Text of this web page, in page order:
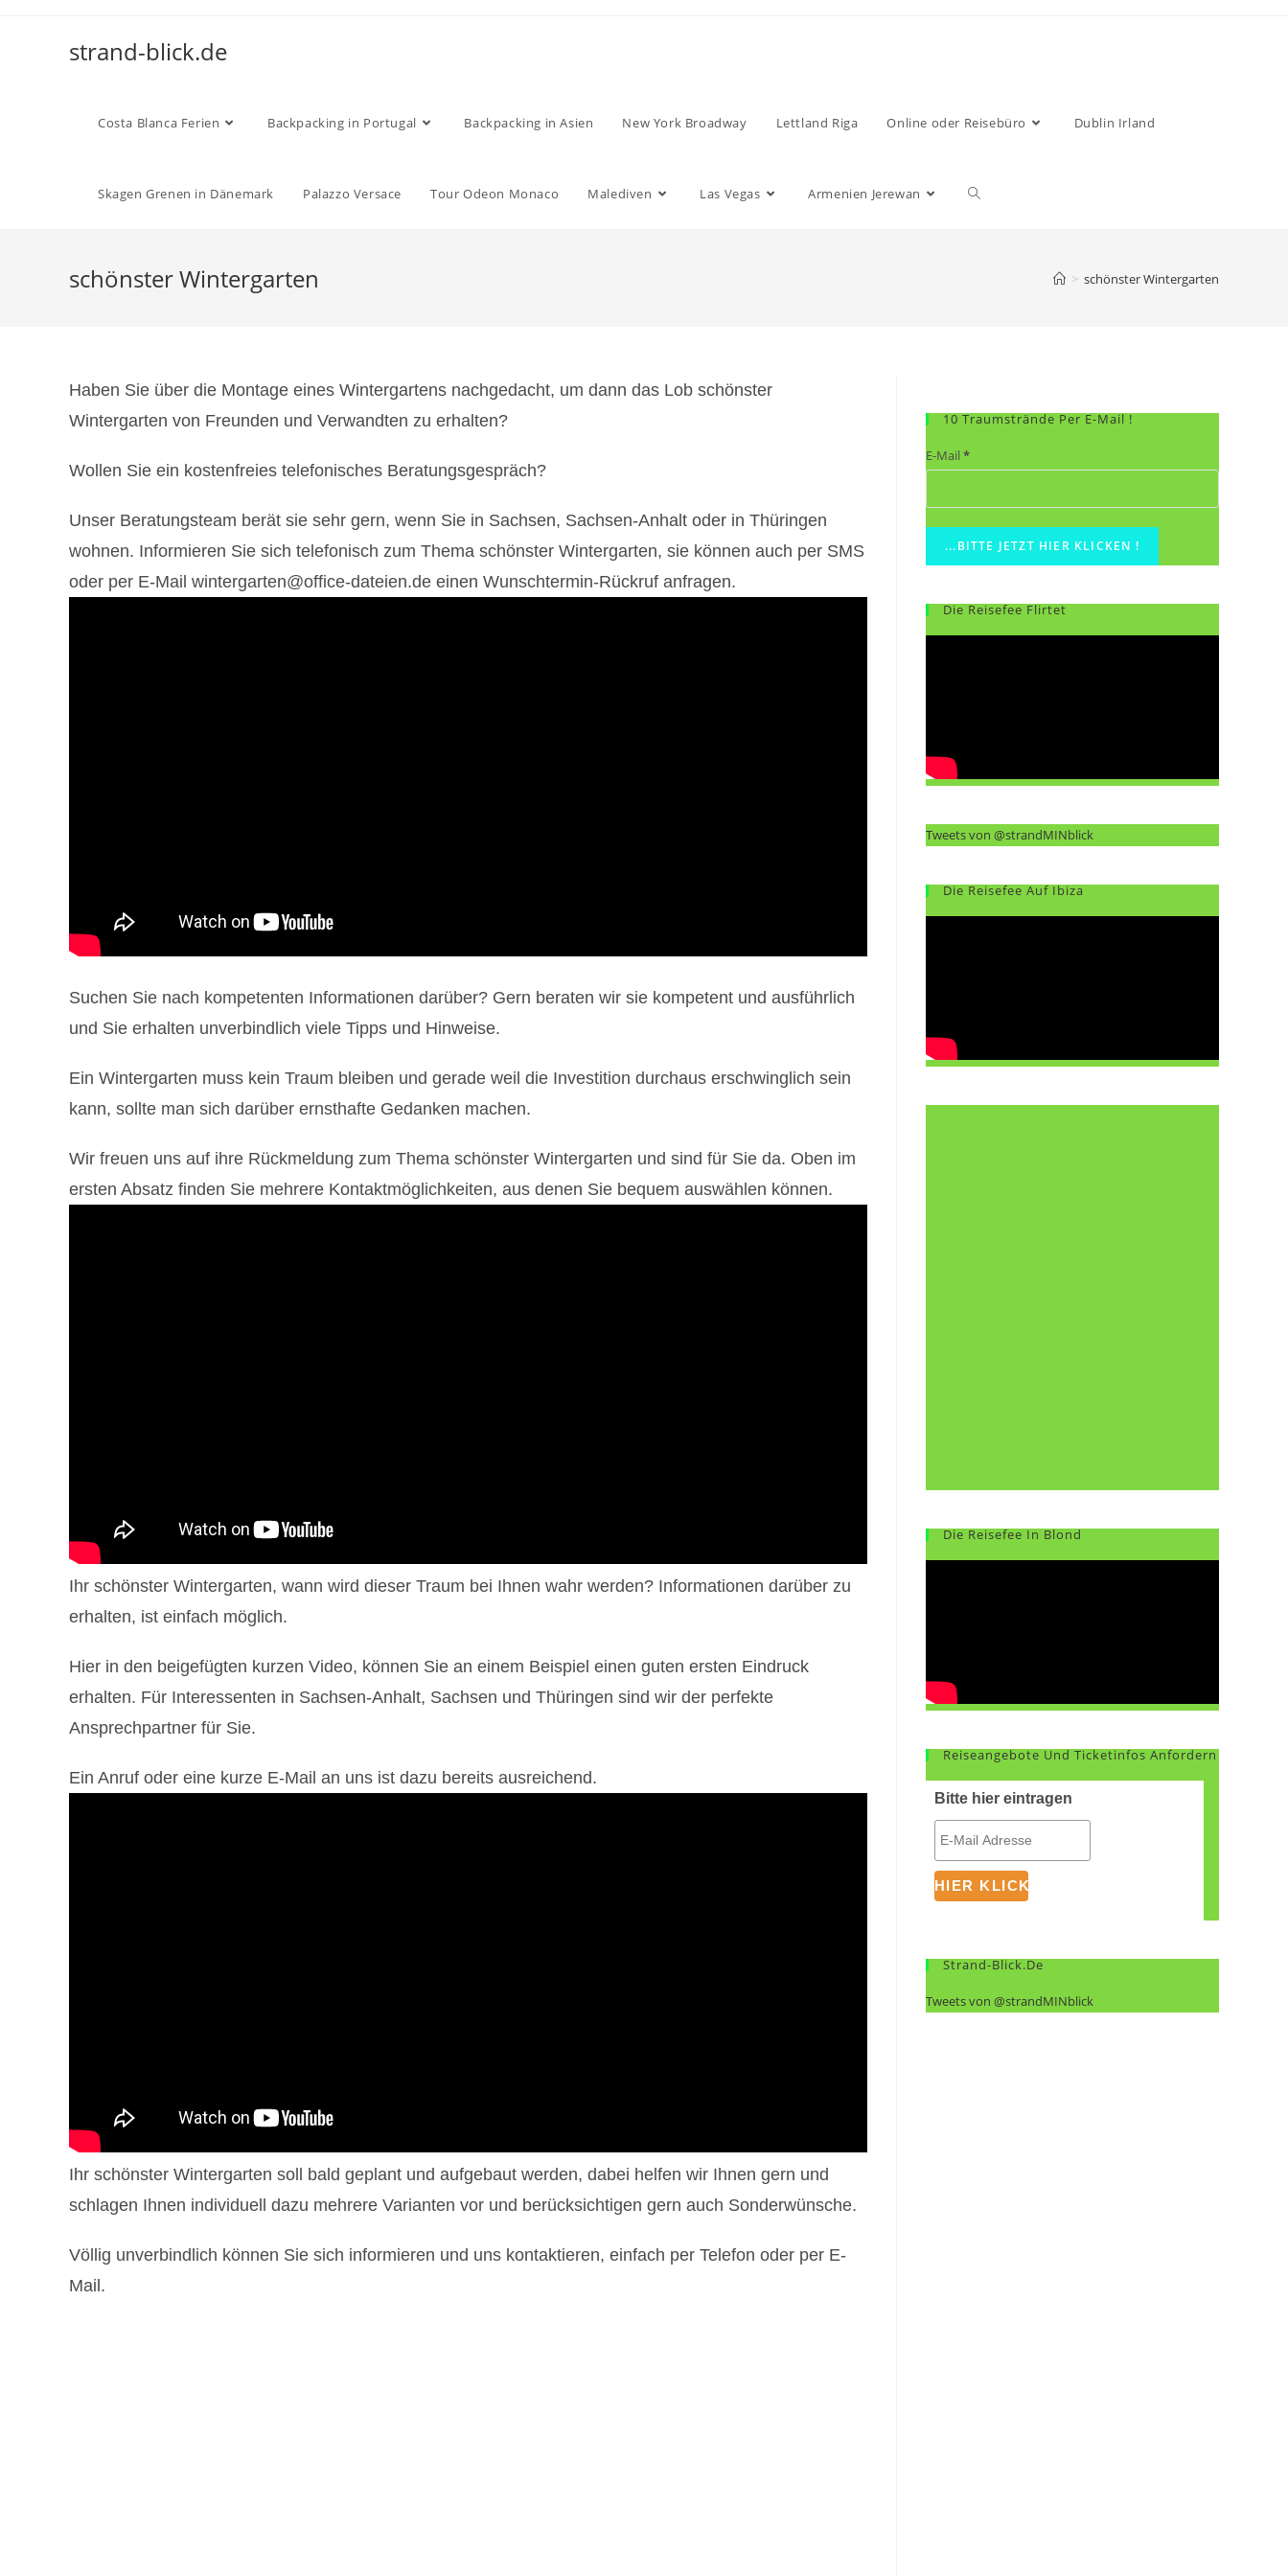
strand-blick.de
Costa Blanca Ferien Backpacking in Portugal Backpacking in Asien New York Broadway Lettland Riga Online oder Reisebüro Dublin Irland
Skagen Grenen in Dänemark Palazzo Versace Tour Odeon Monaco Malediven Las Vegas Armenien Jerewan
schönster Wintergarten > schönster Wintergarten
Haben Sie über die Montage eines Wintergartens nachgedacht, um dann das Lob schönster
Wintergarten von Freunden und Verwandten zu erhalten?
Wollen Sie ein kostenfreies telefonisches Beratungsgespräch?
Unser Beratungsteam berät sie sehr gern, wenn Sie in Sachsen, Sachsen-Anhalt oder in Thüringen
wohnen. Informieren Sie sich telefonisch zum Thema schönster Wintergarten, sie können auch per SMS
oder per E-Mail wintergarten@office-dateien.de einen Wunschtermin-Rückruf anfragen.
Suchen Sie nach kompetenten Informationen darüber? Gern beraten wir sie kompetent und ausführlich
und Sie erhalten unverbindlich viele Tipps und Hinweise.
Ein Wintergarten muss kein Traum bleiben und gerade weil die Investition durchaus erschwinglich sein
kann, sollte man sich darüber ernsthafte Gedanken machen.
Wir freuen uns auf ihre Rückmeldung zum Thema schönster Wintergarten und sind für Sie da. Oben im
ersten Absatz finden Sie mehrere Kontaktmöglichkeiten, aus denen Sie bequem auswählen können.
Ihr schönster Wintergarten, wann wird dieser Traum bei Ihnen wahr werden? Informationen darüber zu
erhalten, ist einfach möglich.
Hier in den beigefügten kurzen Video, können Sie an einem Beispiel einen guten ersten Eindruck
erhalten. Für Interessenten in Sachsen-Anhalt, Sachsen und Thüringen sind wir der perfekte
Ansprechpartner für Sie.
Ein Anruf oder eine kurze E-Mail an uns ist dazu bereits ausreichend.
Ihr schönster Wintergarten soll bald geplant und aufgebaut werden, dabei helfen wir Ihnen gern und
schlagen Ihnen individuell dazu mehrere Varianten vor und berücksichtigen gern auch Sonderwünsche.
Völlig unverbindlich können Sie sich informieren und uns kontaktieren, einfach per Telefon oder per E-
Mail.
10 Traumstrände Per E-Mail !
E-Mail*
Die Reisefee Flirtet
Tweets von @strandMINblick
Die Reisefee Auf Ibiza
Die Reisefee In Blond
Reiseangebote Und Ticketinfos Anfordern
Bitte hier eintragen
Strand-Blick.de
Tweets von @strandMINblick